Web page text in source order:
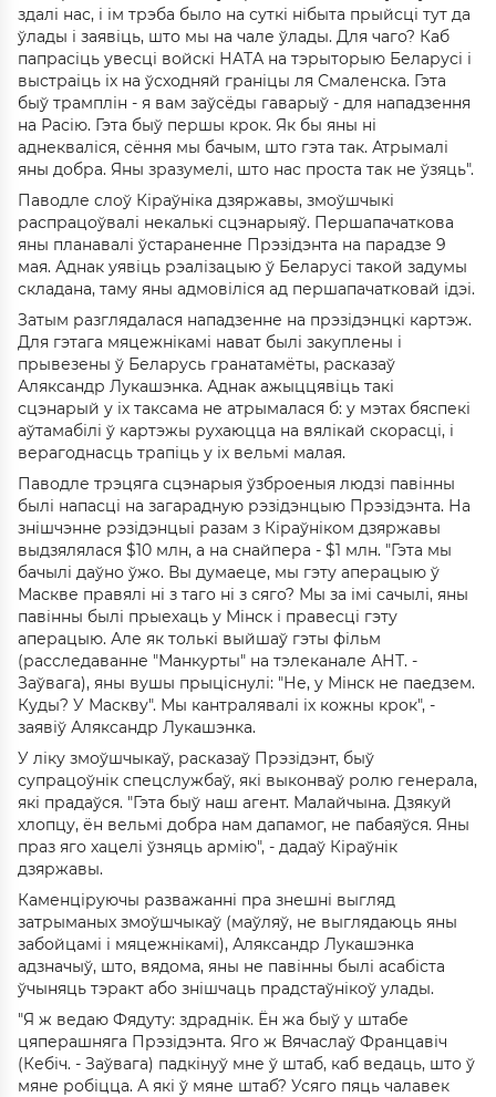
здалі нас, і ім трэба было на суткі нібыта прыйсці тут да
ўлады і заявіць, што мы на чале ўлады. Для чаго? Каб
папрасіць увесці войскі НАТА на тэрыторыю Беларусі і
выстраіць іх на ўсходняй граніцы ля Смаленска. Гэта
быў трамплін - я вам заўсёды гаварыў - для нападзення
на Расію. Гэта быў першы крок. Як бы яны ні
аднекваліся, сёння мы бачым, што гэта так. Атрымалі
яны добра. Яны зразумелі, што нас проста так не ўзяць".
Паводле слоў Кіраўніка дзяржавы, змоўшчыкі
распрацоўвалі некалькі сцэнарыяў. Першапачаткова
яны планавалі ўстараненне Прэзідэнта на парадзе 9
мая. Аднак уявіць рэалізацыю ў Беларусі такой задумы
складана, таму яны адмовіліся ад першапачатковай ідэі.
Затым разглядалася нападзенне на прэзідэнцкі картэж.
Для гэтага мяцежнікамі нават былі закуплены і
прывезены ў Беларусь гранатамёты, расказаў
Аляксандр Лукашэнка. Аднак ажыццявіць такі
сцэнарый у іх таксама не атрымалася б: у мэтах бяспекі
аўтамабілі ў картэжы рухаюцца на вялікай скорасці, і
верагоднасць трапіць у іх вельмі малая.
Паводле трэцяга сцэнарыя ўзброеныя людзі павінны
былі напасці на загарадную рэзідэнцыю Прэзідэнта. На
знішчэнне рэзідэнцыі разам з Кіраўніком дзяржавы
выдзялялася $10 млн, а на снайпера - $1 млн. "Гэта мы
бачылі даўно ўжо. Вы думаеце, мы гэту аперацыю ў
Маскве правялі ні з таго ні з сяго? Мы за імі сачылі, яны
павінны былі прыехаць у Мінск і правесці гэту
аперацыю. Але як толькі выйшаў гэты фільм
(расследаванне "Манкурты" на тэлеканале АНТ. -
Заўвага), яны вушы прыціснулі: "Не, у Мінск не паедзем.
Куды? У Маскву". Мы кантралявалі іх кожны крок", -
заявіў Аляксандр Лукашэнка.
У ліку змоўшчыкаў, расказаў Прэзідэнт, быў
супрацоўнік спецслужбаў, які выконваў ролю генерала,
які прадаўся. "Гэта быў наш агент. Малайчына. Дзякуй
хлопцу, ён вельмі добра нам дапамог, не пабаяўся. Яны
праз яго хацелі ўзняць армію", - дадаў Кіраўнік
дзяржавы.
Каменціруючы разважанні пра знешні выгляд
затрыманых змоўшчыкаў (маўляў, не выглядаюць яны
забойцамі і мяцежнікамі), Аляксандр Лукашэнка
адзначыў, што, вядома, яны не павінны былі асабіста
ўчыняць тэракт або знішчаць прадстаўнікоў улады.
"Я ж ведаю Фядуту: здраднік. Ён жа быў у штабе
цяперашняга Прэзідэнта. Яго ж Вячаслаў Францавіч
(Кебіч. - Заўвага) падкінуў мне ў штаб, каб ведаць, што ў
мяне робіцца. А які ў мяне штаб? Усяго пяць чалавек